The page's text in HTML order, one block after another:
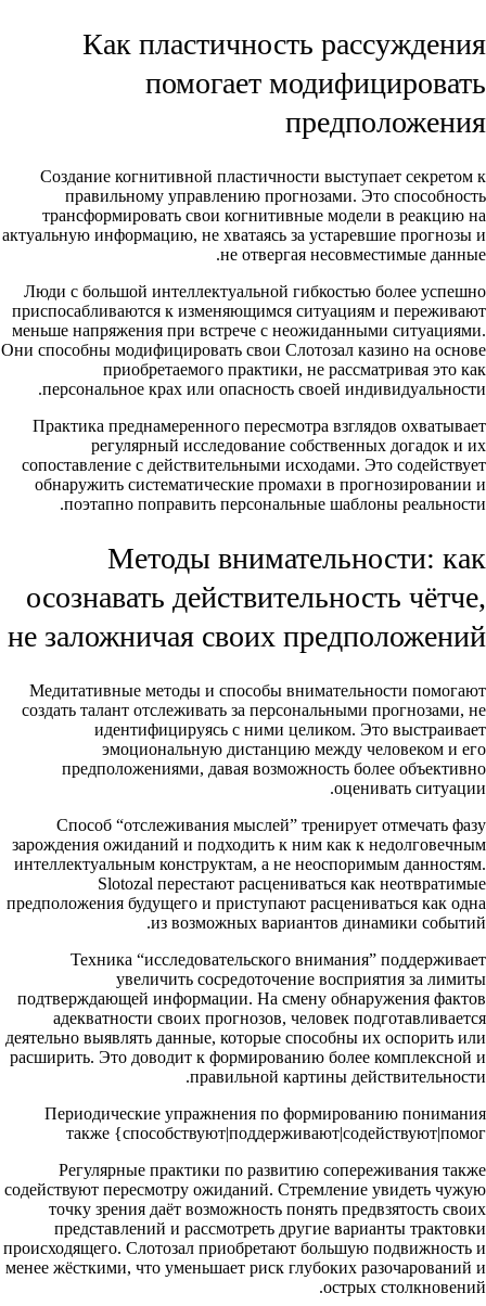
Как пластичность рассуждения
помогает модифицировать
предположения
Создание когнитивной пластичности выступает секретом к
правильному управлению прогнозами. Это способность
трансформировать свои когнитивные модели в реакцию на
актуальную информацию, не хватаясь за устаревшие прогнозы и
не отвергая несовместимые данные.
Люди с большой интеллектуальной гибкостью более успешно
приспосабливаются к изменяющимся ситуациям и переживают
меньше напряжения при встрече с неожиданными ситуациями.
Они способны модифицировать свои Слотозал казино на основе
приобретаемого практики, не рассматривая это как
персональное крах или опасность своей индивидуальности.
Практика преднамеренного пересмотра взглядов охватывает
регулярный исследование собственных догадок и их
сопоставление с действительными исходами. Это содействует
обнаружить систематические промахи в прогнозировании и
поэтапно поправить персональные шаблоны реальности.
Методы внимательности: как
осознавать действительность чётче,
не заложничая своих предположений
Медитативные методы и способы внимательности помогают
создать талант отслеживать за персональными прогнозами, не
идентифицируясь с ними целиком. Это выстраивает
эмоциональную дистанцию между человеком и его
предположениями, давая возможность более объективно
оценивать ситуации.
Способ “отслеживания мыслей” тренирует отмечать фазу
зарождения ожиданий и подходить к ним как к недолговечным
интеллектуальным конструктам, а не неоспоримым данностям.
Slotozal перестают расцениваться как неотвратимые
предположения будущего и приступают расцениваться как одна
из возможных вариантов динамики событий.
Техника “исследовательского внимания” поддерживает
увеличить сосредоточение восприятия за лимиты
подтверждающей информации. На смену обнаружения фактов
адекватности своих прогнозов, человек подготавливается
деятельно выявлять данные, которые способны их оспорить или
расширить. Это доводит к формированию более комплексной и
правильной картины действительности.
Периодические упражнения по формированию понимания
также {способствуют|поддерживают|содействуют|помог
Регулярные практики по развитию сопереживания также
содействуют пересмотру ожиданий. Стремление увидеть чужую
точку зрения даёт возможность понять предвзятость своих
представлений и рассмотреть другие варианты трактовки
происходящего. Слотозал приобретают большую подвижность и
менее жёсткими, что уменьшает риск глубоких разочарований и
острых столкновений.